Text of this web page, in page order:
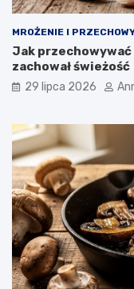
MROŻENIE I
Jak przechowywać
zachował świeżość
29 lipca 2026